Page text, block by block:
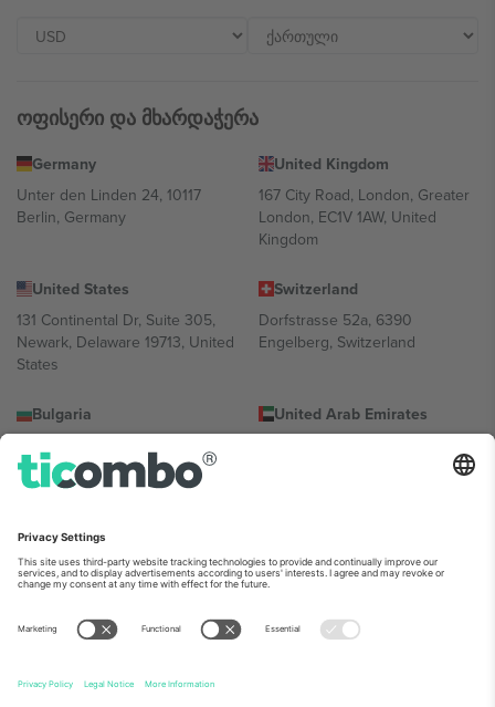
ოფისერი და მხარდაჭერა
Germany
Unter den Linden 24, 10117
Berlin, Germany
United Kingdom
167 City Road, London, Greater
London, EC1V 1AW, United
Kingdom
United States
131 Continental Dr, Suite 305,
Newark, Delaware 19713, United
States
Switzerland
Dorfstrasse 52a, 6390
Engelberg, Switzerland
Bulgaria
Totleben 53-55, 1606 Sofia,
Bulgaria
United Arab Emirates
Building A1, Office 302, Dubai,
Mexico
Av Chapultepec 360, Roma
Norte, Cuauhtémoc, 06700
Ciudad de México, CDMX,
Mexico
პლატფორმის პროვაიდერის იურიდიული პირი იცვლება